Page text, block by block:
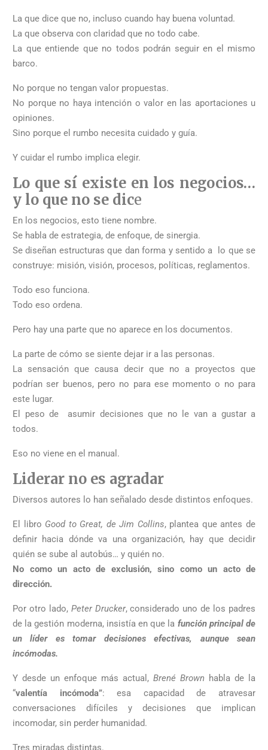
La que dice que no, incluso cuando hay buena voluntad.
La que observa con claridad que no todo cabe.
La que entiende que no todos podrán seguir en el mismo
barco.
No porque no tengan valor propuestas.
No porque no haya intención o valor en las aportaciones u
opiniones.
Sino porque el rumbo necesita cuidado y guía.
Y cuidar el rumbo implica elegir.
Lo que sí existe en los negocios…
y lo que no se dice
En los negocios, esto tiene nombre.
Se habla de estrategia, de enfoque, de sinergia.
Se diseñan estructuras que dan forma y sentido a lo que se
construye: misión, visión, procesos, políticas, reglamentos.
Todo eso funciona.
Todo eso ordena.
Pero hay una parte que no aparece en los documentos.
La parte de cómo se siente dejar ir a las personas.
La sensación que causa decir que no a proyectos que
podrían ser buenos, pero no para ese momento o no para
este lugar.
El peso de asumir decisiones que no le van a gustar a
todos.
Eso no viene en el manual.
Liderar no es agradar
Diversos autores lo han señalado desde distintos enfoques.
El libro Good to Great, de Jim Collins, plantea que antes de
definir hacia dónde va una organización, hay que decidir
quién se sube al autobús… y quién no.
No como un acto de exclusión, sino como un acto de
dirección.
Por otro lado,Peter Drucker, considerado uno de los padres
de la gestión moderna, insistía en que la función principal de
un líder es tomar decisiones efectivas, aunque sean
incómodas.
Y desde un enfoque más actual, Brené Brown habla de la
“valentía incómoda”: esa capacidad de atravesar
conversaciones difíciles y decisiones que implican
incomodar, sin perder humanidad.
Tres miradas distintas.